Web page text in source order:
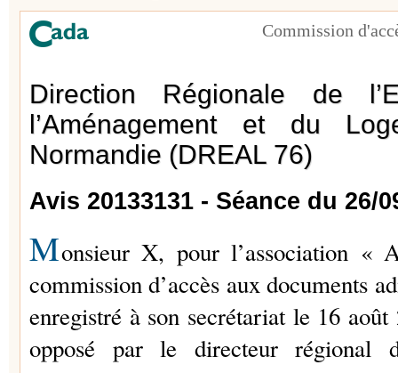
Commission
Direction Régionale de
l’Aménagement et du
Normandie (DREAL 76)
Avis 20133131 - Séance du 26/
Monsieur X, pour l’association «
commission d’accès aux documents
enregistré à son secrétariat le 16
opposé par le directeur régional